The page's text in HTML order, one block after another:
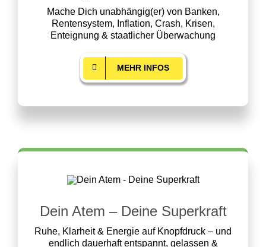
Mache Dich unabhängig(er) von Banken,
Rentensystem, Inflation, Crash, Krisen,
Enteignung & staatlicher Überwachung
MEHR INFOS
Dein Atem – Deine Superkraft
Ruhe, Klarheit & Energie auf Knopfdruck – und
endlich dauerhaft entspannt, gelassen &